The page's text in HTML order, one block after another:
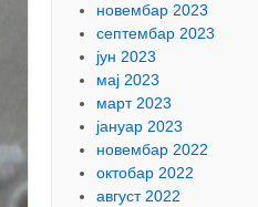
новембар 2023
септембар 2023
јун 2023
мај 2023
март 2023
јануар 2023
новембар 2022
октобар 2022
август 2022